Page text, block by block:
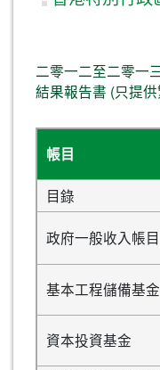
二零一二至二零一
結果報告書 (只提
帳目
目錄
政府一般收入帳目
基本工程儲備基金
資本投資基金